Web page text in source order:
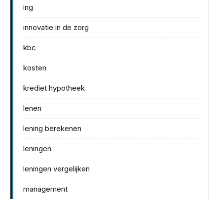
ing
innovatie in de zorg
kbc
kosten
krediet hypotheek
lenen
lening berekenen
leningen
leningen vergelijken
management